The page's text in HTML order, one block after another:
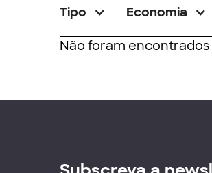
Tipo Economia
Não foram